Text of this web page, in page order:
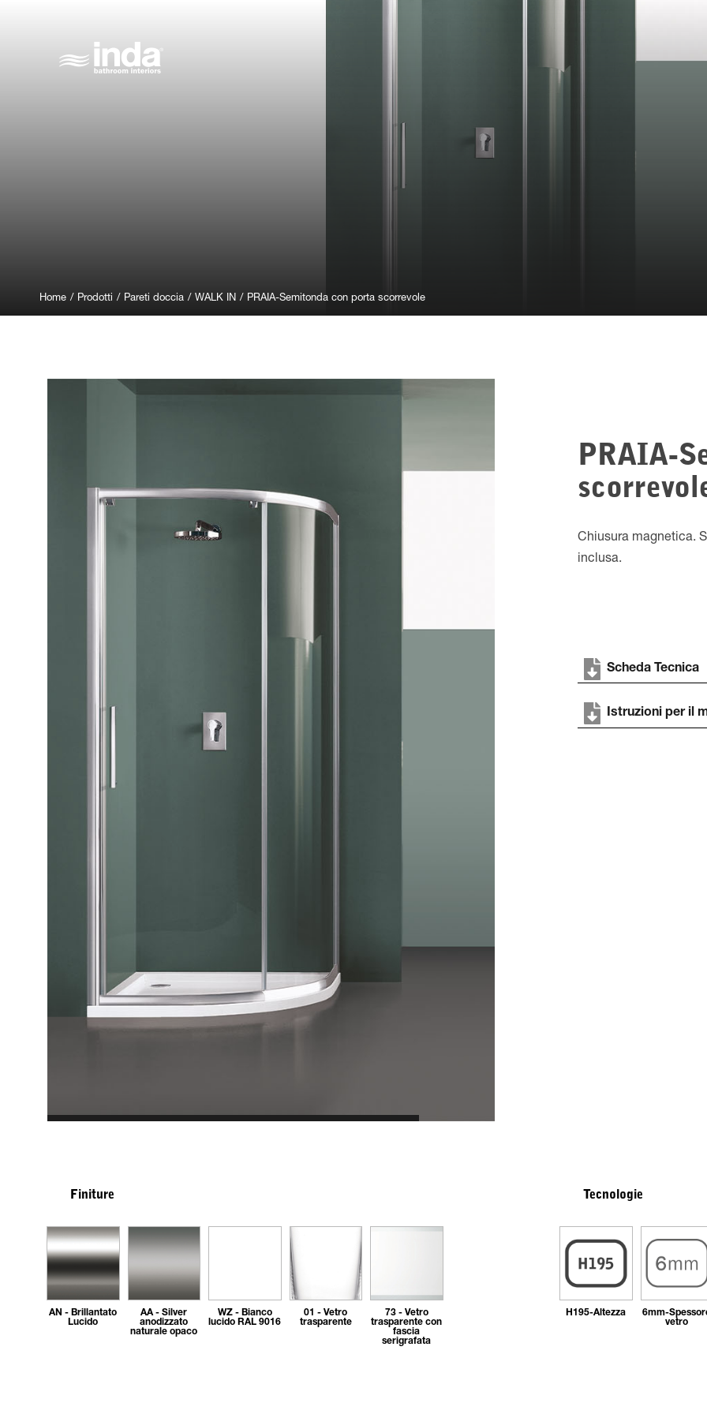
Home / Prodotti / Pareti doccia / WALK IN / PRAIA-Semitonda con porta scorrevole
PRAIA-
Chiusura magnetica.
inclusa.
Scheda Tecnica
Istruzioni per il
Finiture
AN - Brillantato
Lucido
AA - Silver
anodizzato
naturale opaco
WZ - Bianco
lucido RAL 9016
01 - Vetro
trasparente
73 - Vetro
trasparente con
fascia
serigrafata
Tecnologie
H195-Altezza
6mm-
vetro